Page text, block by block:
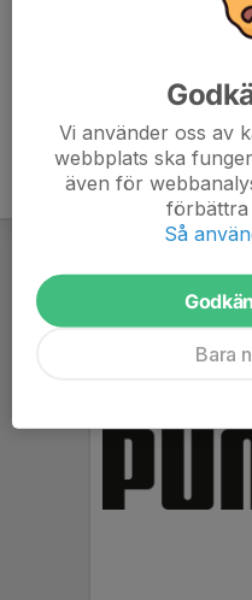
Vi använder oss av
webbplats ska
även för
förbättra
Så
Bara